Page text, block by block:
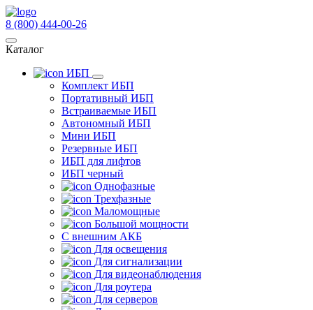
8 (800) 444-00-26
Каталог
ИБП
Комплект ИБП
Портативный ИБП
Встраиваемые ИБП
Автономный ИБП
Мини ИБП
Резервные ИБП
ИБП для лифтов
ИБП черный
Однофазные
Трехфазные
Маломощные
Большой мощности
С внешним АКБ
Для освещения
Для сигнализации
Для видеонаблюдения
Для роутера
Для серверов